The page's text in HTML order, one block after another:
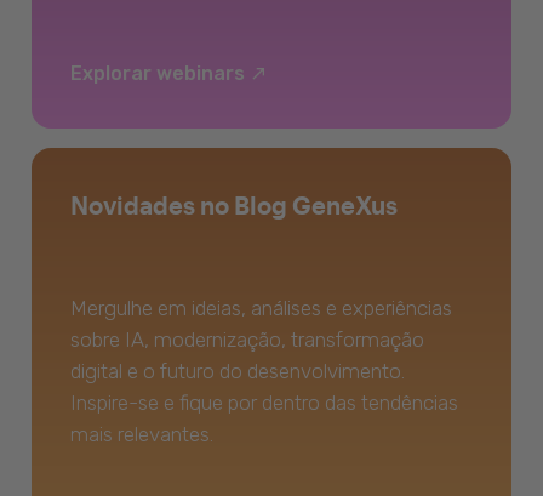
Explorar webinars
Novidades no Blog GeneXus
Mergulhe em ideias, análises e experiências
sobre IA, modernização, transformação
digital e o futuro do desenvolvimento.
Inspire-se e fique por dentro das tendências
mais relevantes.